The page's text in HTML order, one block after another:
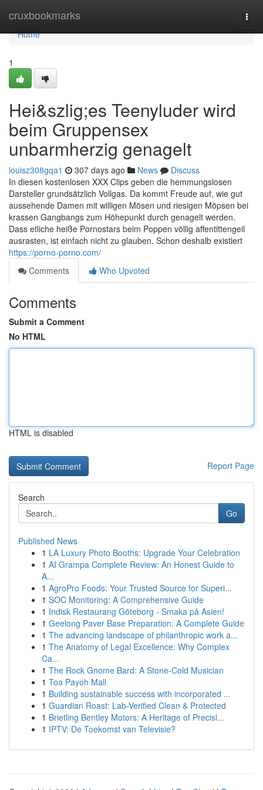
cruxbookmarks
Home
Home
1
Hei&szlig;es Teenyluder wird
beim Gruppensex
unbarmherzig genagelt
louisz308gqa1 307 days ago News
Discuss
In diesen kostenlosen XXX Clips geben die hemmungslosen
Darsteller grundsätzlich Vollgas. Da kommt Freude auf, wie gut
aussehende Damen mit willigen Mösen und riesigen Möpsen bei
krassen Gangbangs zum Höhepunkt durch genagelt werden.
Dass etliche heiße Pornostars beim Poppen völlig affentittengeil
ausrasten, ist einfach nicht zu glauben. Schon deshalb existiert
https://porno-porno.com/
Comments
Who Upvoted
Comments
Submit a Comment
No HTML
HTML is disabled
Report Page
Search
Go
Published News
1 LA Luxury Photo Booths: Upgrade Your Celebration
1 AI Grampa Complete Review: An Honest Guide to
A...
1 AgroPro Foods: Your Trusted Source for Superi...
1 SOC Monitoring: A Comprehensive Guide
1 Indisk Restaurang Göteborg - Smaka på Asien!
1 Geelong Paver Base Preparation: A Complete Guide
1 The advancing landscape of philanthropic work a...
1 The Anatomy of Legal Excellence: Why Complex
Ca...
1 The Rock Gnome Bard: A Stone-Cold Musician
1 Toa Payoh Mall
1 Building sustainable success with incorporated ...
1 Guardian Roast: Lab-Verified Clean & Protected
1 Brietling Bentley Motors: A Heritage of Precisi...
1 IPTV: De Toekomst van Televisie?